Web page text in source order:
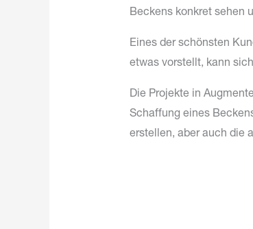
Beckens konkret sehen
Eines der schönsten
etwas vorstellt, kann
Die Projekte in
Schaffung eines
erstellen, aber auch die